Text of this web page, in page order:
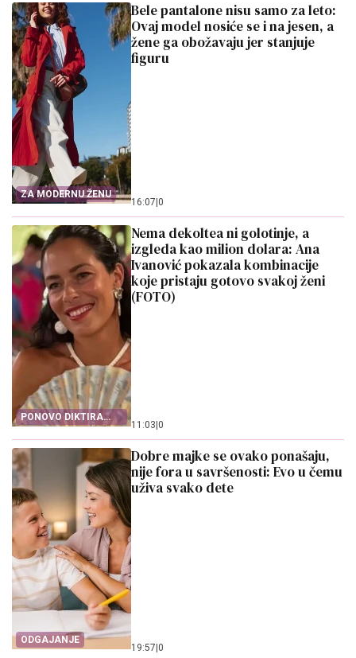
ZA MODERNU ŽENU
Bele pantalone nisu samo za leto:
Ovaj model nosiće se i na jesen, a
žene ga obožavaju jer stanjuje
figuru
16:07 0
PONOVO DIKTIRA
MODU
Nema dekoltea ni golotinje, a
izgleda kao milion dolara: Ana
Ivanović pokazala kombinacije
koje pristaju gotovo svakoj ženi
(FOTO)
11:03 0
ODGAJANJE
Dobre majke se ovako ponašaju,
nije fora u savršenosti: Evo u čemu
uživa svako dete
19:57 0